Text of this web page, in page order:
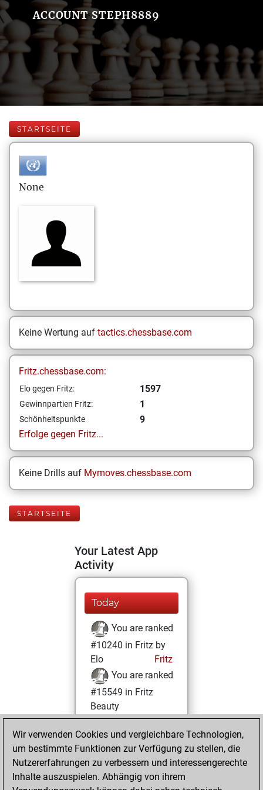
ACCOUNT STEPH8889
STARTSEITE
None
Keine Wertung auf tactics.chessbase.com
Fritz.chessbase.com:
Elo gegen Fritz: 1597
Gewinnpartien Fritz: 1
Schönheitspunkte
9
Erfolge gegen Fritz...
Keine Drills auf Mymoves.chessbase.com
STARTSEITE
Your Latest App
Activity
Today
You are ranked
#10240 in Fritz by
Elo
Fritz
You are ranked
#15549 in Fritz
Beauty
Mittwoch, Juli 23,
2025
You won
against Fritz
Fritz
Wir verwenden Cookies und vergleichbare Technologien,
um bestimmte Funktionen zur Verfügung zu stellen, die
Nutzererfahrungen zu verbessern und interessengerechte
Inhalte auszuspielen. Abhängig von ihrem